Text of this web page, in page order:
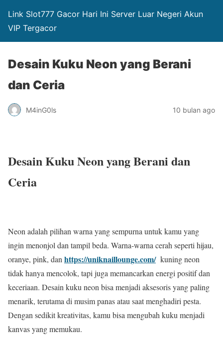
Link Slot777 Gacor Hari Ini Server Luar Negeri Akun
VIP Tergacor
Desain Kuku Neon yang Berani
dan Ceria
M4inG0ls 10 bulan ago
Desain Kuku Neon yang Berani dan
Ceria
Neon adalah pilihan warna yang sempurna untuk kamu yang
ingin menonjol dan tampil beda. Warna-warna cerah seperti hijau,
oranye, pink, dan https://uniknaillounge.com/kuning neon
tidak hanya mencolok, tapi juga memancarkan energi positif dan
keceriaan. Desain kuku neon bisa menjadi aksesoris yang paling
menarik, terutama di musim panas atau saat menghadiri pesta.
Dengan sedikit kreativitas, kamu bisa mengubah kuku menjadi
kanvas yang memukau.